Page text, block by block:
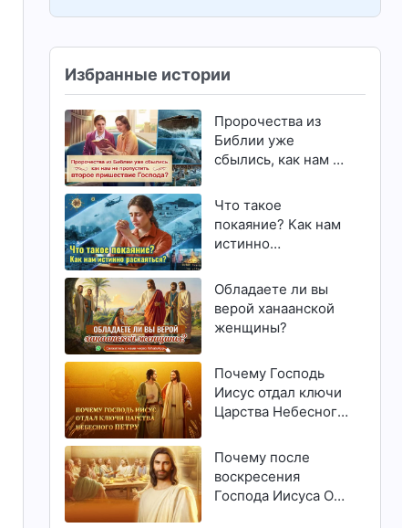
Избранные истории
Пророчества из
Библии уже
сбылись, как нам не
пришествие
Господа?
Что такое
покаяние? Как нам
истинно
Обладаете ли вы
верой ханаанской
женщины?
Почему Господь
Иисус отдал ключи
Царства Небесного
Почему после
воскресения
Господа Иисуса Он